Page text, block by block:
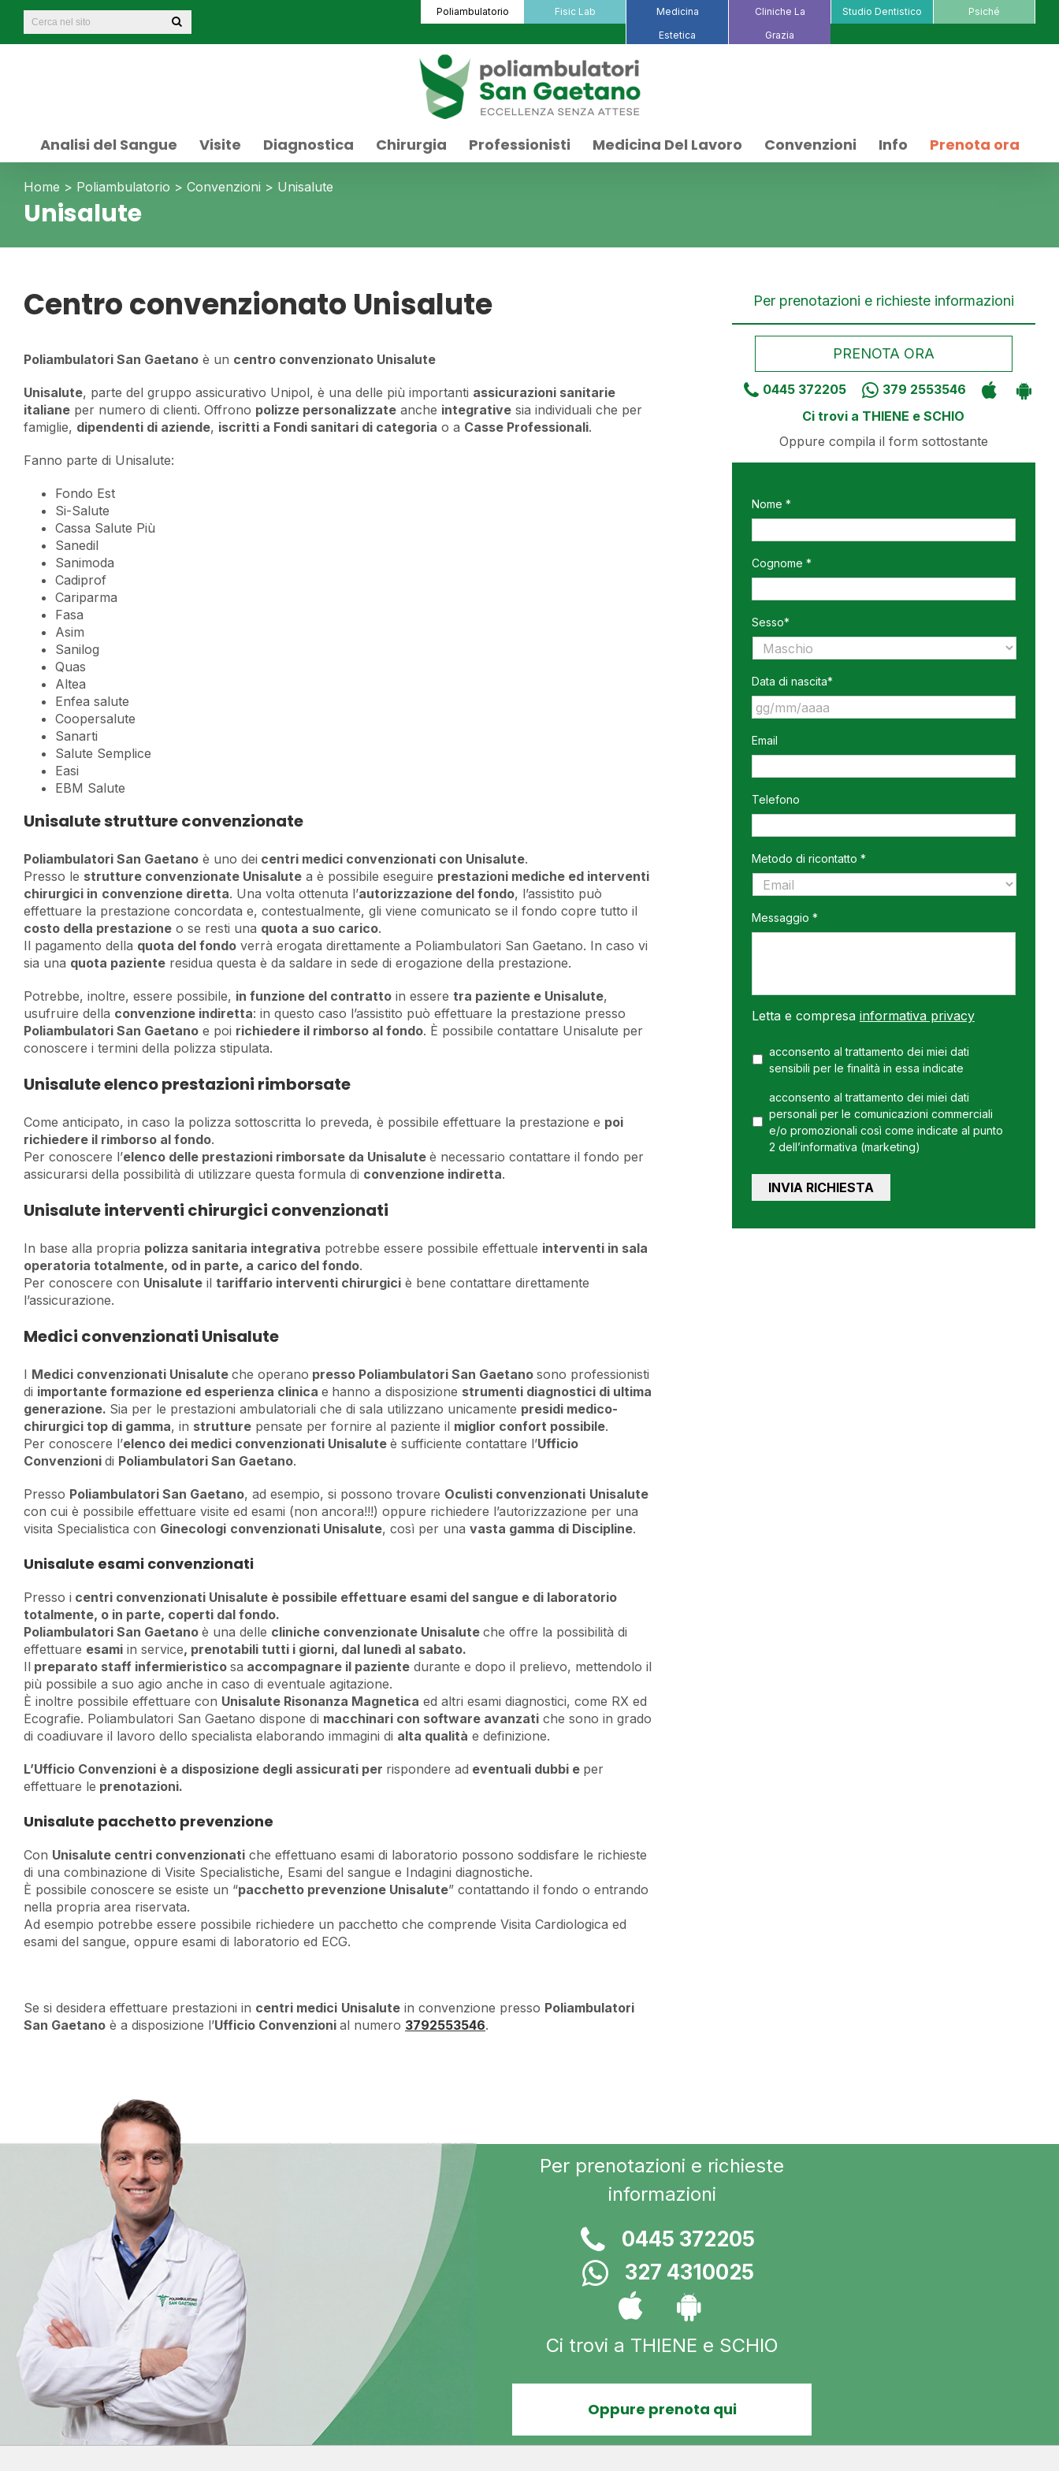
Poliambulatorio Fisic Lab
Medicina
Estetica
Cliniche La
Grazia
Studio Dentistico Psiché
Analisi del Sangue Visite Diagnostica Chirurgia Professionisti Medicina Del Lavoro Convenzioni Info Prenota ora
Home > Poliambulatorio > Convenzioni > Unisalute
Unisalute
Centro convenzionato Unisalute
Poliambulatori San Gaetano è un centro convenzionato Unisalute
Unisalute, parte del gruppo assicurativo Unipol, è una delle più importanti assicurazioni sanitarie
italiane per numero di clienti. Offrono polizze personalizzate anche integrative sia individuali che per
famiglie, dipendenti di aziende, iscritti a Fondi sanitari di categoria o a Casse Professionali.
Fanno parte di Unisalute:
Fondo Est
Si-Salute
Cassa Salute Più
Sanedil
Sanimoda
Cadiprof
Cariparma
Fasa
Asim
Sanilog
Quas
Altea
Enfea salute
Coopersalute
Sanarti
Salute Semplice
Easi
EBM Salute
Unisalute strutture convenzionate
Poliambulatori San Gaetano è uno dei centri medici convenzionati con Unisalute.
Presso le strutture convenzionate Unisalute a è possibile eseguire prestazioni mediche ed interventi
chirurgici in convenzione diretta. Una volta ottenuta l’autorizzazione del fondo, l’assistito può
effettuare la prestazione concordata e, contestualmente, gli viene comunicato se il fondo copre tutto il
costo della prestazione o se resti una quota a suo carico.
Il pagamento della quota del fondo verrà erogata direttamente a Poliambulatori San Gaetano. In caso vi
sia una quota paziente residua questa è da saldare in sede di erogazione della prestazione.
Potrebbe, inoltre, essere possibile, in funzione del contratto in essere tra paziente e Unisalute,
usufruire della convenzione indiretta: in questo caso l’assistito può effettuare la prestazione presso
Poliambulatori San Gaetano e poi richiedere il rimborso al fondo. È possibile contattare Unisalute per
conoscere i termini della polizza stipulata.
Unisalute elenco prestazioni rimborsate
Come anticipato, in caso la polizza sottoscritta lo preveda, è possibile effettuare la prestazione e poi
richiedere il rimborso al fondo.
Per conoscere l’elenco delle prestazioni rimborsate da Unisalute è necessario contattare il fondo per
assicurarsi della possibilità di utilizzare questa formula di convenzione indiretta.
Unisalute interventi chirurgici convenzionati
In base alla propria polizza sanitaria integrativa potrebbe essere possibile effettuale interventi in sala
operatoria totalmente, od in parte, a carico del fondo.
Per conoscere con Unisalute il tariffario interventi chirurgici è bene contattare direttamente
l’assicurazione.
Medici convenzionati Unisalute
I Medici convenzionati Unisalute che operano presso Poliambulatori San Gaetano sono professionisti
di importante formazione ed esperienza clinica e hanno a disposizione strumenti diagnostici di ultima
generazione. Sia per le prestazioni ambulatoriali che di sala utilizzano unicamente presidi medico-
chirurgici top di gamma, in strutture pensate per fornire al paziente il miglior confort possibile.
Per conoscere l’elenco dei medici convenzionati Unisalute è sufficiente contattare l’Ufficio
Convenzioni di Poliambulatori San Gaetano.
Presso Poliambulatori San Gaetano, ad esempio, si possono trovare Oculisti convenzionati Unisalute
con cui è possibile effettuare visite ed esami (non ancora!!!) oppure richiedere l’autorizzazione per una
visita Specialistica con Ginecologi convenzionati Unisalute, così per una vasta gamma di Discipline.
Unisalute esami convenzionati
Presso i centri convenzionati Unisalute è possibile effettuare esami del sangue e di laboratorio
totalmente, o in parte, coperti dal fondo.
Poliambulatori San Gaetano è una delle cliniche convenzionate Unisalute che offre la possibilità di
effettuare esami in service, prenotabili tutti i giorni, dal lunedì al sabato.
Il preparato staff infermieristico sa accompagnare il paziente durante e dopo il prelievo, mettendolo il
più possibile a suo agio anche in caso di eventuale agitazione.
È inoltre possibile effettuare con Unisalute Risonanza Magnetica ed altri esami diagnostici, come RX ed
Ecografie. Poliambulatori San Gaetano dispone di macchinari con software avanzati che sono in grado
di coadiuvare il lavoro dello specialista elaborando immagini di alta qualità e definizione.
L’Ufficio Convenzioni è a disposizione degli assicurati per rispondere ad eventuali dubbi e per
effettuare le prenotazioni.
Unisalute pacchetto prevenzione
Con Unisalute centri convenzionati che effettuano esami di laboratorio possono soddisfare le richieste
di una combinazione di Visite Specialistiche, Esami del sangue e Indagini diagnostiche.
È possibile conoscere se esiste un “pacchetto prevenzione Unisalute” contattando il fondo o entrando
nella propria area riservata.
Ad esempio potrebbe essere possibile richiedere un pacchetto che comprende Visita Cardiologica ed
esami del sangue, oppure esami di laboratorio ed ECG.
Se si desidera effettuare prestazioni in centri medici Unisalute in convenzione presso Poliambulatori
San Gaetano è a disposizione l’Ufficio Convenzioni al numero 3792553546.
Per prenotazioni e richieste informazioni
PRENOTA ORA
0445 372205
379 2553546
Ci trovi a THIENE e SCHIO
Oppure compila il form sottostante
Nome *
Cognome *
Sesso*
Data di nascita*
slash
slash
AAAA
Email
Telefono
Metodo di ricontatto *
Messaggio *
Letta e compresa informativa privacy
acconsento al trattamento dei miei dati
sensibili per le finalità in essa indicate
acconsento al trattamento dei miei dati
personali per le comunicazioni commerciali
e/o promozionali così come indicate al punto
2 dell’informativa (marketing)
Per prenotazioni e richieste
informazioni
0445 372205
327 4310025
Ci trovi a THIENE e SCHIO
Oppure prenota qui